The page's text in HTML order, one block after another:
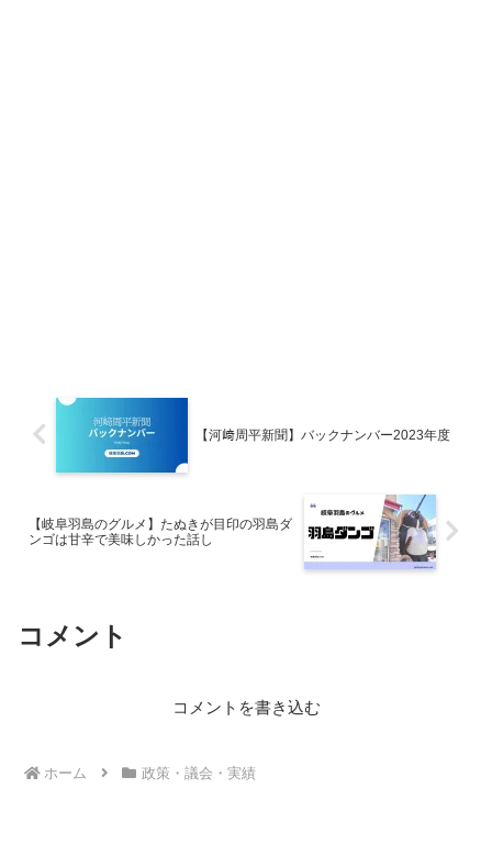
【河﨑周平新聞】バックナンバー2023年度
【岐阜羽島のグルメ】たぬきが目印の羽島ダ
ンゴは甘辛で美味しかった話し
コメント
コメントを書き込む
ホーム 政策・議会・実績